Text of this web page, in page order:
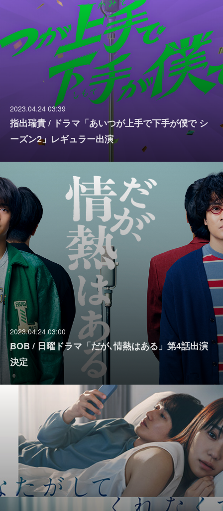
2023.04.24 03:39
指出瑞貴 / ドラマ「あいつが上手で下手が僕で シ
ーズン2」レギュラー出演
2023.04.24 03:00
BOB / 日曜ドラマ「だが､情熱はある」第4話出演
決定